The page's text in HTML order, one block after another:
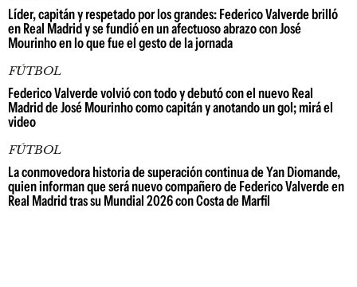
Líder, capitán y respetado por los grandes: Federico Valverde brilló
en Real Madrid y se fundió en un afectuoso abrazo con José
Mourinho en lo que fue el gesto de la jornada
FÚTBOL
Federico Valverde volvió con todo y debutó con el nuevo Real
Madrid de José Mourinho como capitán y anotando un gol; mirá el
video
FÚTBOL
La conmovedora historia de superación continua de Yan Diomande,
quien informan que será nuevo compañero de Federico Valverde en
Real Madrid tras su Mundial 2026 con Costa de Marfil